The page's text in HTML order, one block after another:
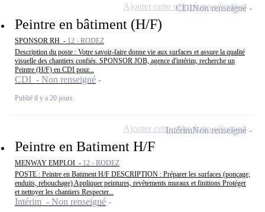
Peintre en bâtiment (H/F)
SPONSOR RH - 12 - RODEZ
Description du poste : Votre savoir-faire donne vie aux surfaces et assure la qualité
visuelle des chantiers confiés. SPONSOR JOB, agence d'intérim, recherche un
Peintre (H/F) en CDI pour...
CDI - Non renseigné
Publié il y a 20 jours
CDINon renseigné
Ajouter cette offre à ma sélection
Peintre en Batiment H/F
MENWAY EMPLOI - 12 - RODEZ
POSTE : Peintre en Batiment H/F DESCRIPTION : Préparer les surfaces (ponçage,
enduits, rebouchage) Appliquer peintures, revêtements muraux et finitions Protéger
et nettoyer les chantiers Respecter...
Intérim - Non renseigné
IntérimNon renseigné
Ajouter cette offre à ma sélection